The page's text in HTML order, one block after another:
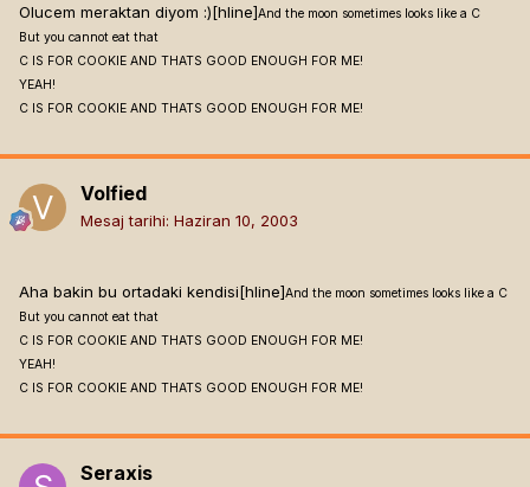
Olucem meraktan diyom :)[hline]And the moon sometimes looks like a C
But you cannot eat that
C IS FOR COOKIE AND THATS GOOD ENOUGH FOR ME!
YEAH!
C IS FOR COOKIE AND THATS GOOD ENOUGH FOR ME!
Volfied
Mesaj tarihi: Haziran 10, 2003
Aha bakin bu ortadaki kendisi[hline]And the moon sometimes looks like a C
But you cannot eat that
C IS FOR COOKIE AND THATS GOOD ENOUGH FOR ME!
YEAH!
C IS FOR COOKIE AND THATS GOOD ENOUGH FOR ME!
Seraxis